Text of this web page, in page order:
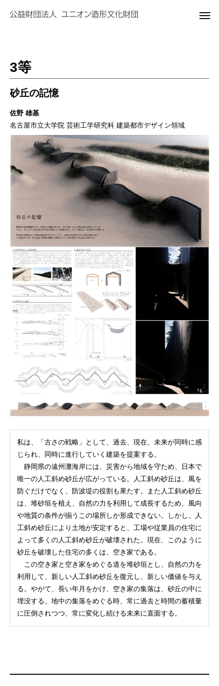
3等
砂丘の記憶
佐野 雄基
名古屋市立大学院 芸術工学研究科 建築都市デザイン領域
私は、「古さの戦略」として、過去、現在、未来が同時に感
じられ、同時に進行していく建築を提案する。
静岡県の遠州灘海岸には、災害から地域を守ため、日本で
唯一の人工斜め砂丘が広がっている。人工斜め砂丘は、風を
防ぐだけでなく、防波堤の役割も果たす。また人工斜め砂丘
は、堆砂垣を植え、自然の力を利用して成長するため、風向
や地質の条件が揃うこの場所しか形成できない。しかし、人
工斜め砂丘により土地が安定すると、工場や従業員の住宅に
よって多くの人工斜め砂丘が破壊された。現在、このように
砂丘を破壊した住宅の多くは、空き家である。
この空き家と空き家をめぐる道を堆砂垣とし、自然の力を
利用して、新しい人工斜め砂丘を復元し、新しい価値を与え
る。やがて、長い年月をかけ、空き家の集落は、砂丘の中に
埋没する。地中の集落をめぐる時、常に過去と時間の蓄積量
に圧倒されつつ、常に変化し続ける未来に直面する。